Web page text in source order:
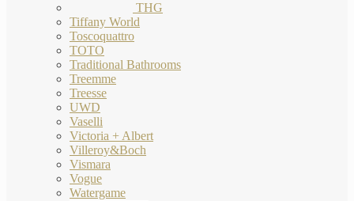
THG
Tiffany World
Toscoquattro
TOTO
Traditional Bathrooms
Treemme
Treesse
UWD
Vaselli
Victoria + Albert
Villeroy&Boch
Vismara
Vogue
Watergame